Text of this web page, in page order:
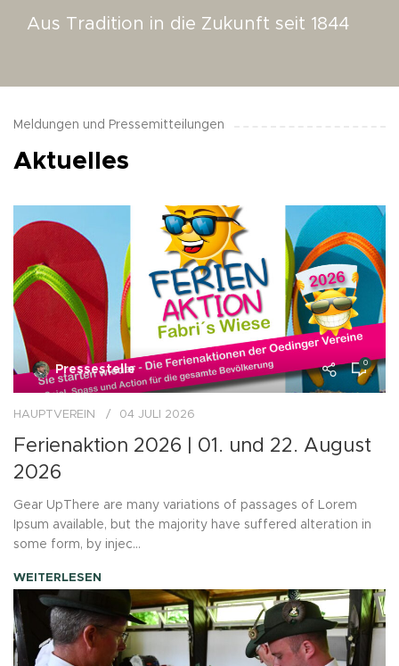
Aus Tradition in die Zukunft seit 1844
Meldungen und Pressemitteilungen
Aktuelles
Pressestelle
0
HAUPTVEREIN 04 JULI 2026
Ferienaktion 2026 | 01. und 22. August
2026
Gear UpThere are many variations of passages of Lorem
Ipsum available, but the majority have suffered alteration in
some form, by injec...
WEITERLESEN